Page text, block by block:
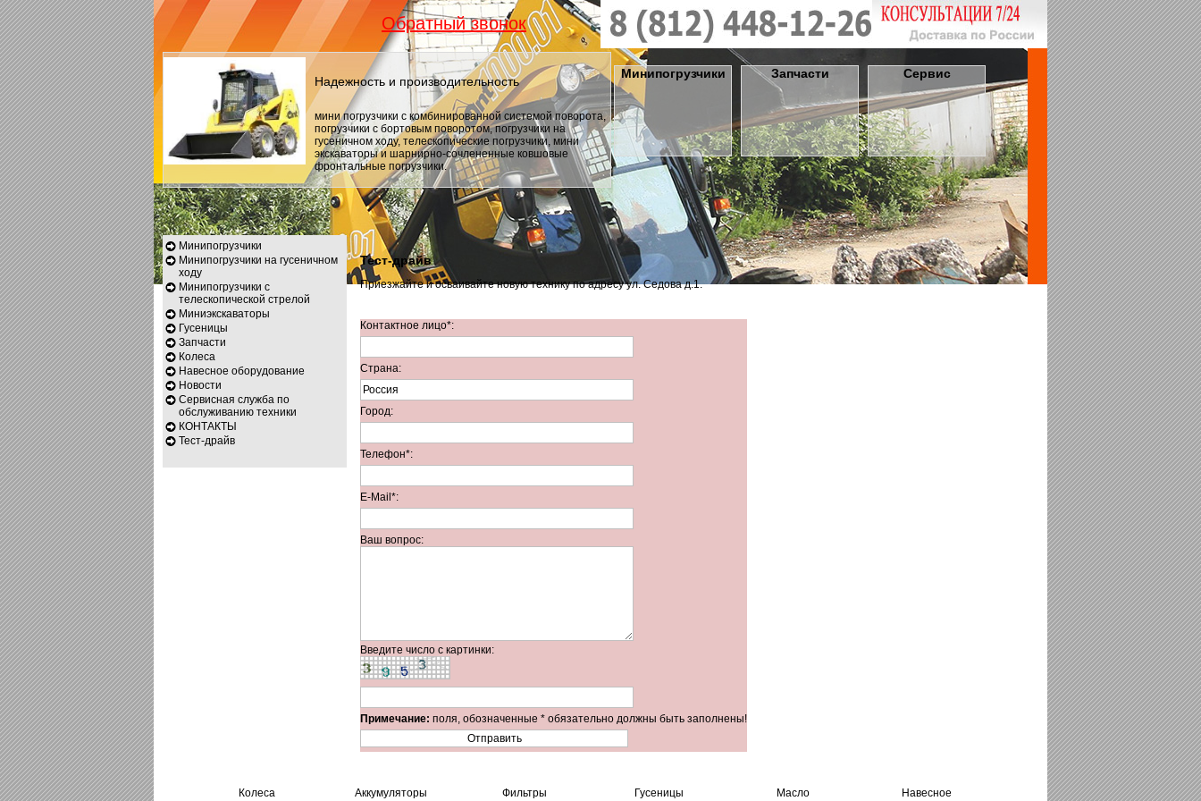
Обратный звонок
Надежность и производительность
мини погрузчики с комбинированной системой поворота,
погрузчики с бортовым поворотом, погрузчики на
гусеничном ходу, телескопические погрузчики, мини
экскаваторы и шарнирно-сочлененные ковшовые
фронтальные погрузчики.
Спроектированы для долгой работы
Погрузчик можно использовать на любой стройплощадке.
Эта строительная техника позволяет осуществлять
возложенные на нее задачи даже в условиях
ограниченного пространства.
Минипогрузчики Запчасти Сервис
Минипогрузчики
Минипогрузчики на гусеничном
ходу
Минипогрузчики с
телескопической стрелой
Миниэкскаваторы
Гусеницы
Запчасти
Колеса
Навесное оборудование
Новости
Сервисная служба по
обслуживанию техники
КОНТАКТЫ
Тест-драйв
Тест-драйв
Приезжайте и осваивайте новую технику по адресу ул. Седова д.1.
Контактное лицо*:
Страна:
Город:
Телефон*:
E-Mail*:
Ваш вопрос:
Введите число с картинки:
Примечание: поля, обозначенные * обязательно должны быть заполнены!
Колеса Аккумуляторы Фильтры Гусеницы Масло
Навесное